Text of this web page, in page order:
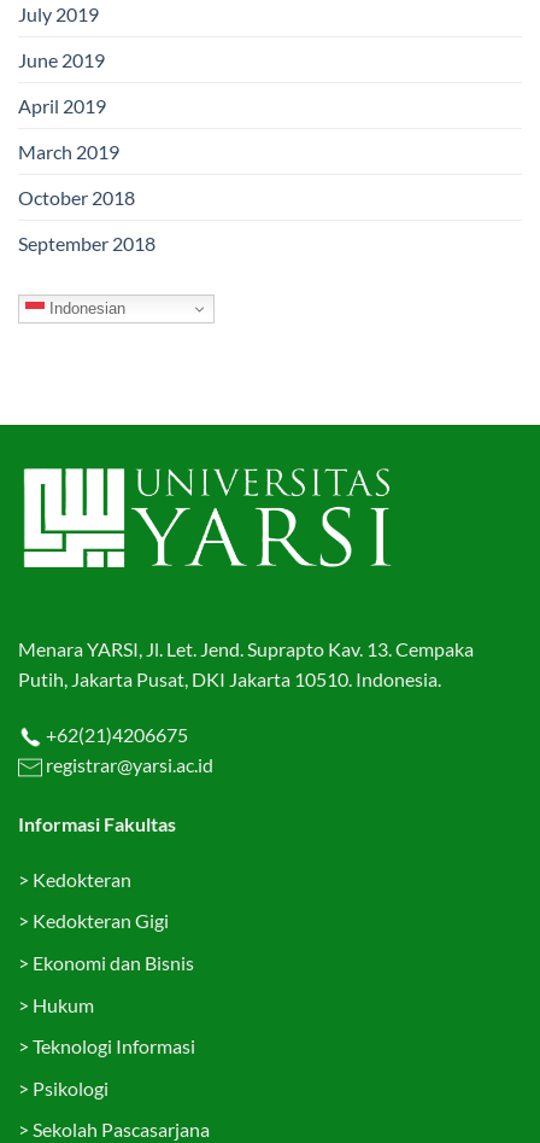
July 2019
June 2019
April 2019
March 2019
October 2018
September 2018
Indonesian
Menara YARSI, Jl. Let. Jend. Suprapto Kav. 13. Cempaka
Putih, Jakarta Pusat, DKI Jakarta 10510. Indonesia.
+62(21)4206675
registrar@yarsi.ac.id
Informasi Fakultas
> Kedokteran
> Kedokteran Gigi
> Ekonomi dan Bisnis
> Hukum
> Teknologi Informasi
> Psikologi
> Sekolah Pascasarjana